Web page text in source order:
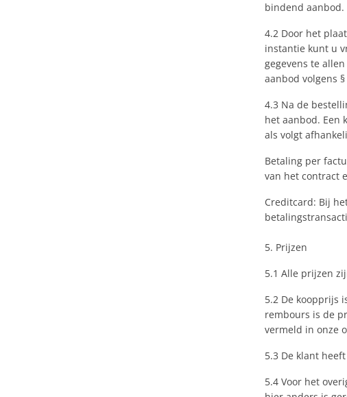
bindend aanbod.
4.2 Door het
instantie kunt u
gegevens te
aanbod volgens §
4.3 Na de
het aanbod. Een
als volgt
Betaling per
van het contract
Creditcard: Bij
5. Prijzen
5.1 Alle prijzen
5.2 De koopprijs
rembours is de
vermeld in onze
5.3 De klant
5.4 Voor het